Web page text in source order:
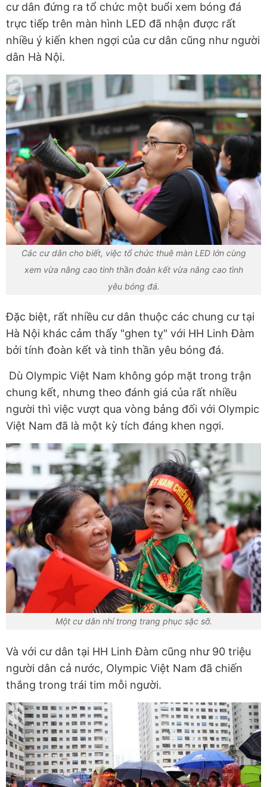
cư dân đứng ra tổ chức một buổi xem bóng đá
trực tiếp trên màn hình LED đã nhận được rất
nhiều ý kiến khen ngợi của cư dân cũng như người
dân Hà Nội.
Các cư dân cho biết, việc tổ chức thuê màn LED lớn cùng
xem vừa nâng cao tinh thần đoàn kết vừa nâng cao tình
yêu bóng đá.
Đặc biệt, rất nhiều cư dân thuộc các chung cư tại
Hà Nội khác cảm thấy "ghen tỵ" với HH Linh Đàm
bởi tính đoàn kết và tinh thần yêu bóng đá.
Dù Olympic Việt Nam không góp mặt trong trận
chung kết, nhưng theo đánh giá của rất nhiều
người thì việc vượt qua vòng bảng đối với Olympic
Việt Nam đã là một kỳ tích đáng khen ngợi.
Một cư dân nhí trong trang phục sặc sỡ.
Và với cư dân tại HH Linh Đàm cũng như 90 triệu
người dân cả nước, Olympic Việt Nam đã chiến
thắng trong trái tim mỗi người.